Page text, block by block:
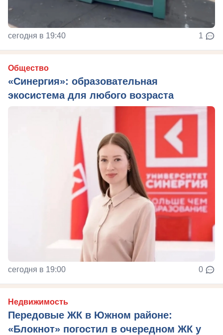
сегодня в 19:40 1
Общество
«Синергия»: образовательная
экосистема для любого возраста
сегодня в 19:00 0
Недвижимость
Передовые ЖК в Южном районе:
«Блокнот» погостил в очередном ЖК у